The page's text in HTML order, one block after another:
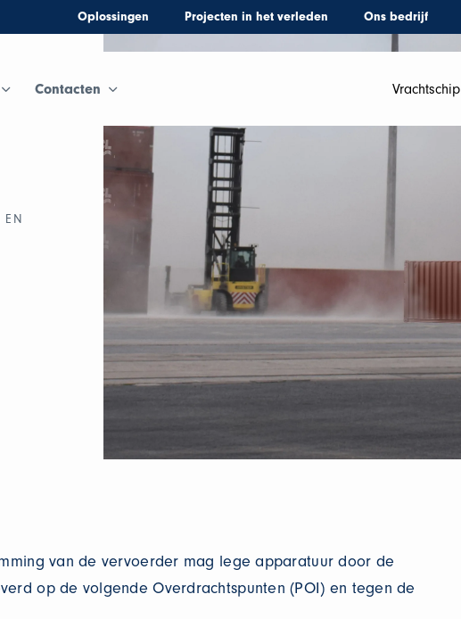
Oplossingen Projecten in het verleden Ons bedrijf
Contacten Vrachtschip
EN
van de vervoerder mag lege apparatuur door de
op de volgende Overdrachtspunten (POI) en tegen de